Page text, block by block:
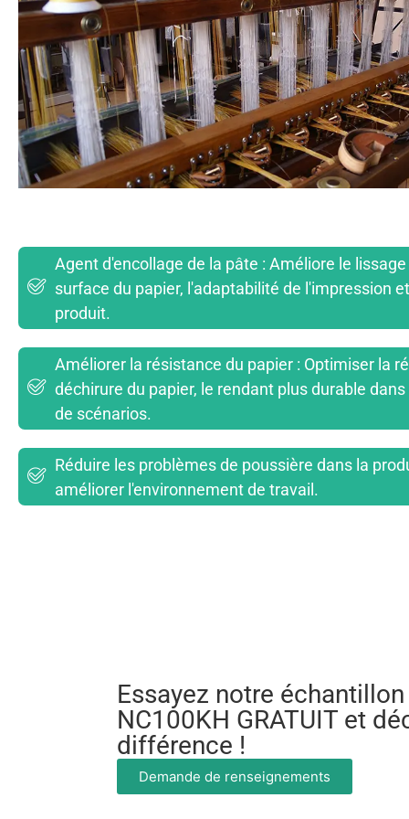
Agent d'encollage de la pâte : Améliore le lissage
surface du papier, l'adaptabilité de l'impression
produit.
Améliorer la résistance du papier : Optimiser la
déchirure du papier, le rendant plus durable
de scénarios.
Réduire les problèmes de poussière dans la
améliorer l'environnement de travail.
Essayez notre échantillon
NC100KH GRATUIT et
différence !
Demande de renseignements